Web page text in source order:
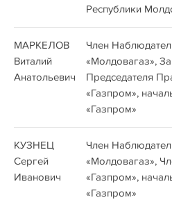
Республики
МАРКЕЛОВ
Виталий
Анатольевич
Член
«Молдовагаз»,
Председателя
«Газпром»,
«Газпром»
КУЗНЕЦ
Сергей
Иванович
Член
«Молдовагаз»,
«Газпром»,
«Газпром»